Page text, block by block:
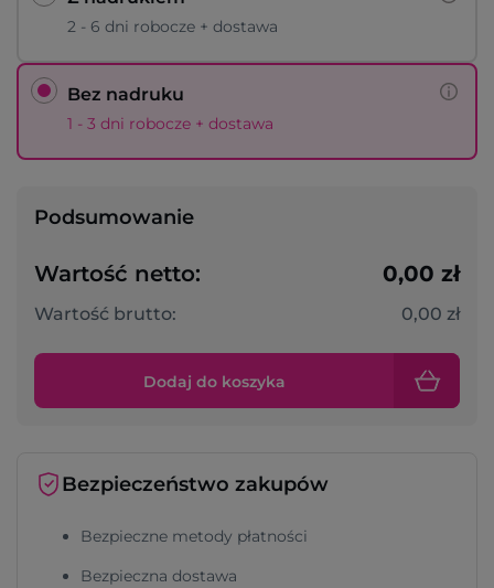
2 - 6 dni robocze + dostawa
Bez nadruku
1 - 3 dni robocze + dostawa
Podsumowanie
Wartość netto: 0,00 zł
Wartość brutto: 0,00 zł
Dodaj do koszyka
Bezpieczeństwo zakupów
Bezpieczne metody płatności
Bezpieczna dostawa